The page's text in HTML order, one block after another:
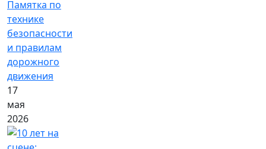
Памятка по
технике
безопасности
и правилам
дорожного
движения
17
мая
2026